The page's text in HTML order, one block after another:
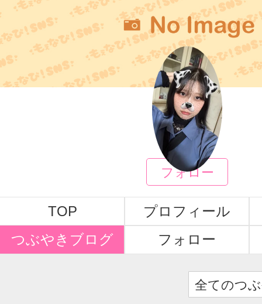
榊ましろ
フォロー
TOP
プロフィール
つぶやきブログ
フォロー
全てのつ